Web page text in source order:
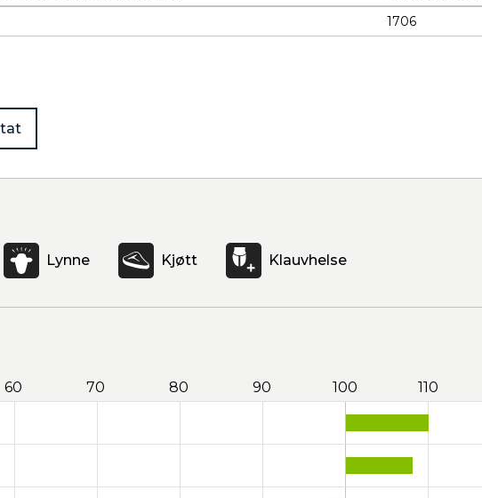
1706
Lynne Kjøtt Klauvhelse
60 70 80 90 100 110